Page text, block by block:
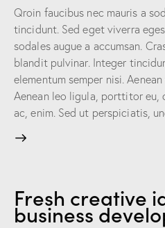
Qroin faucibus nec mauris a
tincidunt. Sed eget viverra
sodales augue a accumsan.
blandit pulvinar. Integer
elementum semper nisi.
Aenean leo ligula, porttitor eu,
ac, enim. Sed ut perspiciatis,
Fresh creative
business